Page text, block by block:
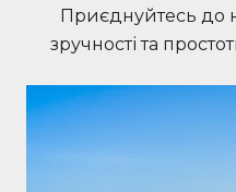
Приєднуйтесь до
зручності та